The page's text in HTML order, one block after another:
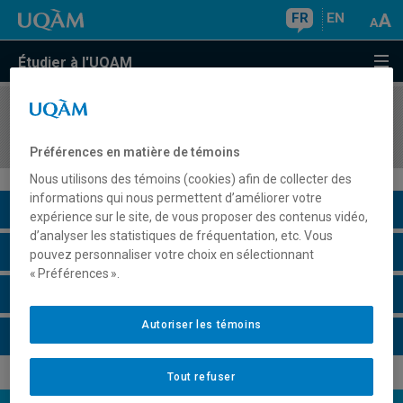
FR EN
Étudier à l'UQAM
COURS//
Description du cours
Horaire - Été 2026
Préférences en matière de témoins
Nous utilisons des témoins (cookies) afin de collecter des
informations qui nous permettent d’améliorer votre
expérience sur le site, de vous proposer des contenus vidéo,
d’analyser les statistiques de fréquentation, etc. Vous
pouvez personnaliser votre choix en sélectionnant
« Préférences ».
Tout refuser
Autoriser les témoins